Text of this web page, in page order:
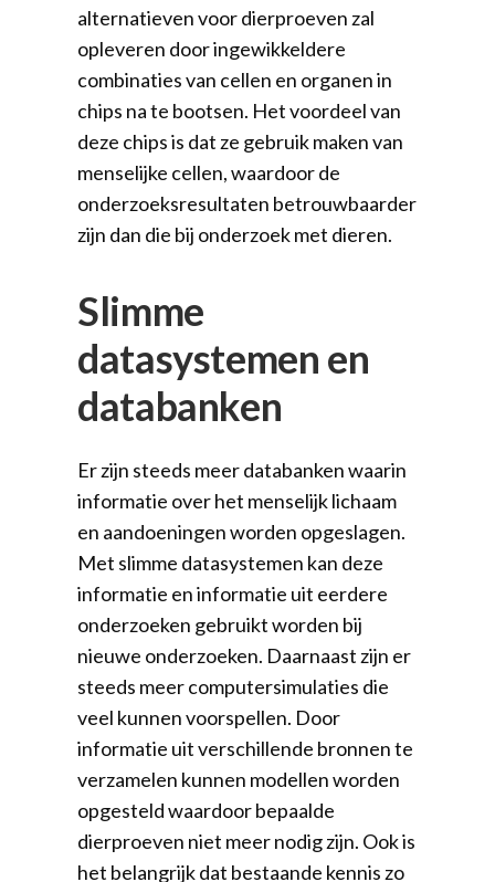
alternatieven voor dierproeven zal
opleveren door ingewikkeldere
combinaties van cellen en organen in
chips na te bootsen. Het voordeel van
deze chips is dat ze gebruik maken van
menselijke cellen, waardoor de
onderzoeksresultaten betrouwbaarder
zijn dan die bij onderzoek met dieren.
Slimme
datasystemen en
databanken
Er zijn steeds meer databanken waarin
informatie over het menselijk lichaam
en aandoeningen worden opgeslagen.
Met slimme datasystemen kan deze
informatie en informatie uit eerdere
onderzoeken gebruikt worden bij
nieuwe onderzoeken. Daarnaast zijn er
steeds meer computersimulaties die
veel kunnen voorspellen. Door
informatie uit verschillende bronnen te
verzamelen kunnen modellen worden
opgesteld waardoor bepaalde
dierproeven niet meer nodig zijn. Ook is
het belangrijk dat bestaande kennis zo